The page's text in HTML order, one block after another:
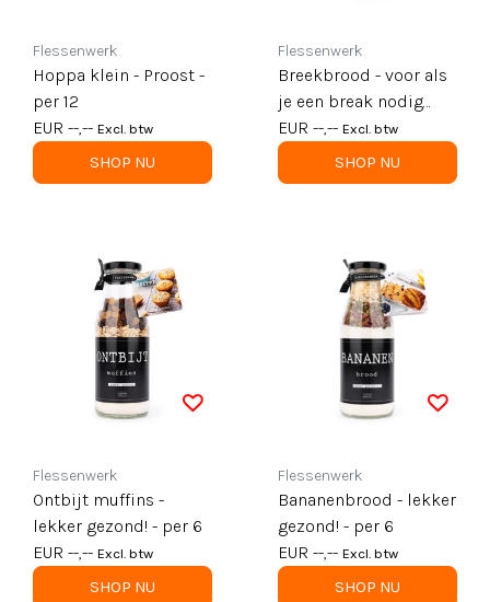
Flessenwerk
Hoppa klein - Proost -
per 12
EUR --,-- Excl. btw
SHOP NU
Flessenwerk
Breekbrood - voor als
je een break nodig
hebt - per 6
EUR --,-- Excl. btw
SHOP NU
Flessenwerk
Ontbijt muffins -
lekker gezond! - per 6
EUR --,-- Excl. btw
SHOP NU
Flessenwerk
Bananenbrood - lekker
gezond! - per 6
EUR --,-- Excl. btw
SHOP NU